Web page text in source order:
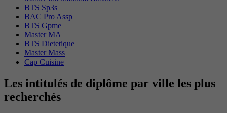
BTS Sp3s
BAC Pro Assp
BTS Gpme
Master MA
BTS Dietetique
Master Mass
Cap Cuisine
Les intitulés de diplôme par ville les plus
recherchés